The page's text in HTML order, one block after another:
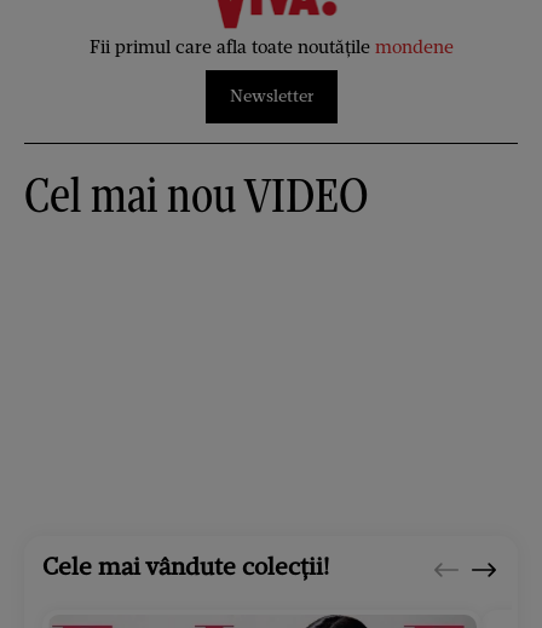
Fii primul care afla toate noutățile mondene
Newsletter
Cel mai nou VIDEO
Cele mai vândute colecții!